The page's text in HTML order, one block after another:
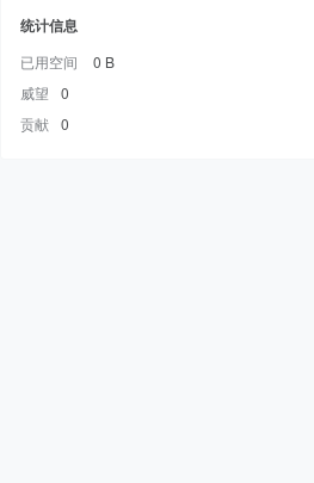
统计信息
已用空间 0 B
威望
0
贡献 0